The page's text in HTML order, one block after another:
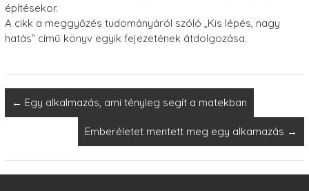
építésekor.
A cikk a meggyőzés tudományáról szóló „Kis lépés, nagy
hatás” című könyv egyik fejezetének átdolgozása.
← Egy alkalmazás, ami tényleg segít a matekban
Emberéletet mentett meg egy alkamazás →